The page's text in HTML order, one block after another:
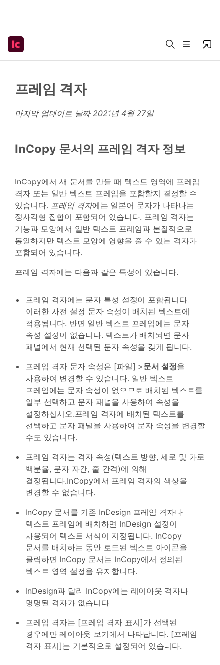
프레임 격자
마지막 업데이트 날짜 2021년 4월 27일
InCopy 문서의 프레임 격자 정보
InCopy에서 새 문서를 만들 때 텍스트 영역에 프레임
격자 또는 일반 텍스트 프레임을 포함할지 결정할 수
있습니다. 프레임 격자에는 일본어 문자가 나타나는
정사각형 집합이 포함되어 있습니다. 프레임 격자는
기능과 모양에서 일반 텍스트 프레임과 본질적으로
동일하지만 텍스트 모양에 영향을 줄 수 있는 격자가
포함되어 있습니다.
프레임 격자에는 다음과 같은 특성이 있습니다.
프레임 격자에는 문자 특성 설정이 포함됩니다.
이러한 사전 설정 문자 속성이 배치된 텍스트에
적용됩니다. 반면 일반 텍스트 프레임에는 문자
속성 설정이 없습니다. 텍스트가 배치되면 문자
패널에서 현재 선택된 문자 속성을 갖게 됩니다.
프레임 격자 문자 속성은 [파일] >문서 설정을
사용하여 변경할 수 있습니다. 일반 텍스트
프레임에는 문자 속성이 없으므로 배치된 텍스트를
일부 선택하고 문자 패널을 사용하여 속성을
설정하십시오.프레임 격자에 배치된 텍스트를
선택하고 문자 패널을 사용하여 문자 속성을 변경할
수도 있습니다.
프레임 격자는 격자 속성(텍스트 방향, 세로 및 가로
백분율, 문자 자간, 줄 간격)에 의해
결정됩니다.InCopy에서 프레임 격자의 색상을
변경할 수 없습니다.
InCopy 문서를 기존 InDesign 프레임 격자나
텍스트 프레임에 배치하면 InDesign 설정이
사용되어 텍스트 서식이 지정됩니다. InCopy
문서를 배치하는 동안 로드된 텍스트 아이콘을
클릭하면 InCopy 문서는 InCopy에서 정의된
텍스트 영역 설정을 유지합니다.
InDesign과 달리 InCopy에는 레이아웃 격자나
명명된 격자가 없습니다.
프레임 격자는 [프레임 격자 표시]가 선택된
경우에만 레이아웃 보기에서 나타납니다. [프레임
격자 표시]는 기본적으로 설정되어 있습니다.